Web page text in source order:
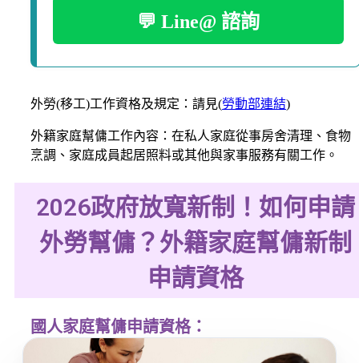
💬 Line@ 諮詢
外勞(移工)工作資格及規定：請見(勞動部連結)
外籍家庭幫傭工作內容：在私人家庭從事房舍清理、食物
烹調、家庭成員起居照料或其他與家事服務有關工作。
2026政府放寬新制！如何申請
外勞幫傭？外籍家庭幫傭新制
申請資格
國人家庭幫傭申請資格：